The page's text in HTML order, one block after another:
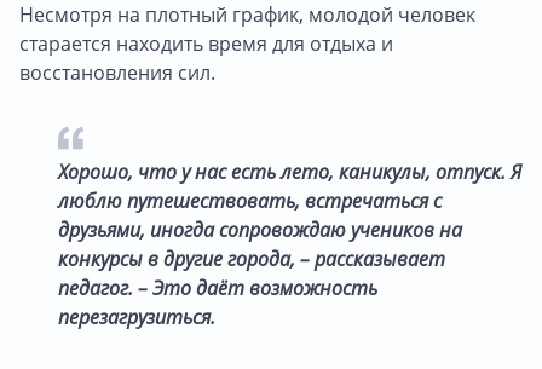
Несмотря на плотный график, молодой человек
старается находить время для отдыха и
восстановления сил.
Хорошо, что у нас есть лето, каникулы, отпуск. Я
люблю путешествовать, встречаться с
друзьями, иногда сопровождаю учеников на
конкурсы в другие города, – рассказывает
педагог. – Это даёт возможность
перезагрузиться.